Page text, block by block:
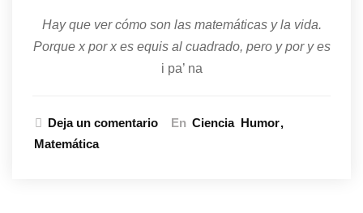
Hay que ver cómo son las matemáticas yla vida.
Porque x por x es equis al cuadrado, pero y por y es
i pa’ na
Deja un comentario En Ciencia Humor
Matemática